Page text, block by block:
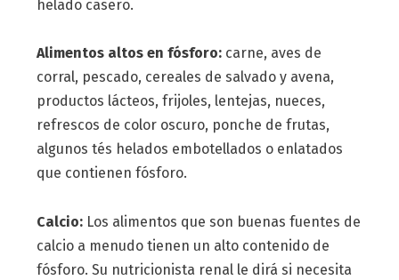
helado casero.
Alimentos altos en fósforo:carne, aves de
corral, pescado, cereales de salvado y avena,
productos lácteos, frijoles, lentejas, nueces,
refrescos de color oscuro, ponche de frutas,
algunos tés helados embotellados o enlatados
que contienen fósforo.
Calcio:Los alimentos que son buenas fuentes de
calcio a menudo tienen un alto contenido de
fósforo. Su nutricionista renal le dirá si necesita